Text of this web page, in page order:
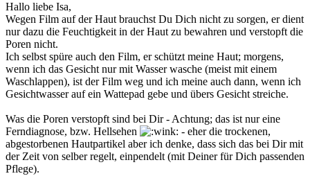
Hallo liebe Isa,
Wegen Film auf der Haut brauchst Du Dich nicht zu sorgen, er dient
nur dazu die Feuchtigkeit in der Haut zu bewahren und verstopft die
Poren nicht.
Ich selbst spüre auch den Film, er schützt meine Haut; morgens,
wenn ich das Gesicht nur mit Wasser wasche (meist mit einem
Waschlappen), ist der Film weg und ich meine auch dann, wenn ich
Gesichtwasser auf ein Wattepad gebe und übers Gesicht streiche.
Was die Poren verstopft sind bei Dir - Achtung; das ist nur eine
Ferndiagnose, bzw. Hellsehen
- eher die trockenen,
abgestorbenen Hautpartikel aber ich denke, dass sich das bei Dir mit
der Zeit von selber regelt, einpendelt (mit Deiner für Dich passenden
Pflege).